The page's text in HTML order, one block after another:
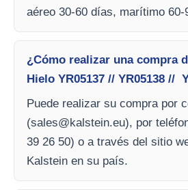
aéreo 30-60 días, marítimo 60-
¿Cómo realizar una compra
Hielo YR05137 // YR05138 //
Puede realizar su compra por
(sales@kalstein.eu), por
39 26 50) o a través del sitio
Kalstein en su país.